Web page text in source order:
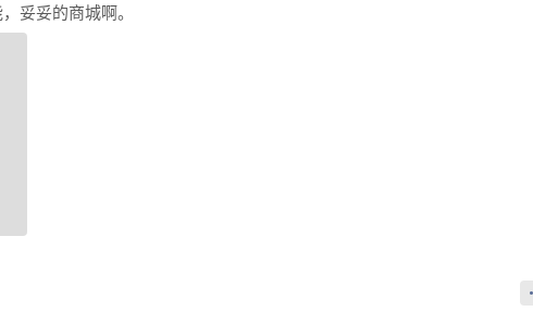
妥妥的商城啊。